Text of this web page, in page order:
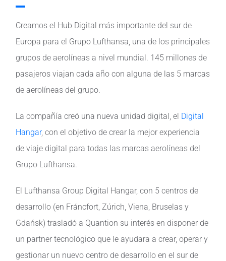
Creamos el Hub Digital más importante del sur de
Europa para el Grupo Lufthansa, una de los principales
grupos de aerolíneas a nivel mundial. 145 millones de
pasajeros viajan cada año con alguna de las 5 marcas
de aerolíneas del grupo.
La compañía creó una nueva unidad digital, el Digital
Hangar, con el objetivo de crear la mejor experiencia
de viaje digital para todas las marcas aerolíneas del
Grupo Lufthansa.
El Lufthansa Group Digital Hangar, con 5 centros de
desarrollo (en Fráncfort, Zúrich, Viena, Bruselas y
Gdańsk) trasladó a Quantion su interés en disponer de
un partner tecnológico que le ayudara a crear, operar y
gestionar un nuevo centro de desarrollo en el sur de